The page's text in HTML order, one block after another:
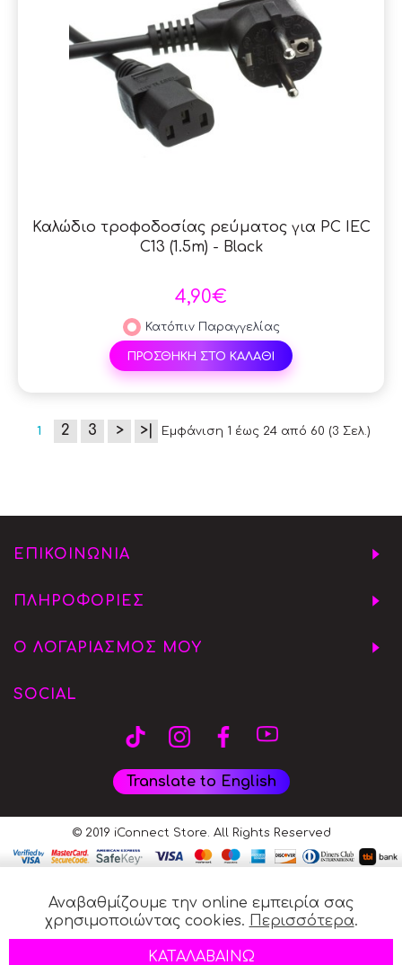
Καλώδιο τροφοδοσίας ρεύματος για PC IEC
C13 (1.5m) - Black
4,90€
Κατόπιν Παραγγελίας
ΠΡΟΣΘΗΚΗ ΣΤΟ ΚΑΛΑΘΙ
1 2 3 > >| Εμφάνιση 1 έως 24 από 60 (3 Σελ.)
ΕΠΙΚΟΙΝΩΝΙΑ
ΠΛΗΡΟΦΟΡΙΕΣ
Ο ΛΟΓΑΡΙΑΣΜΟΣ ΜΟΥ
SOCIAL
Translate to English
© 2019 iConnect Store. All Rights Reserved
Αναβαθμίζουμε την online εμπειρία σας
χρησιμοποιώντας cookies. Περισσότερα.
ΚΑΤΑΛΑΒΑΙΝΩ